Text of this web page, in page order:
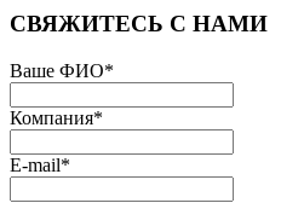
СВЯЖИТЕСЬ С НАМИ
Ваше ФИО*
Компания*
E-mail*